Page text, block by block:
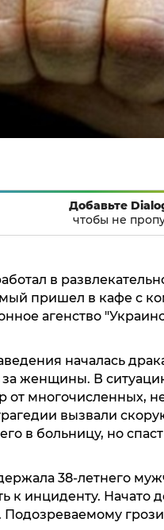
Добавьте
чтобы не
в
пришел в кафе с
агенство
началась
за женщины. В
от многочисленных,
вызвали
в больницу, но
38-летнего
к инциденту. Начато